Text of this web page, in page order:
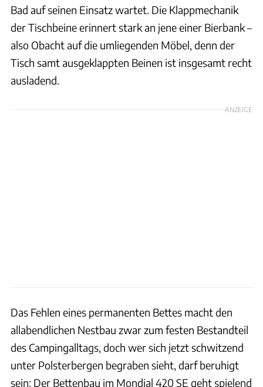
Bad auf seinen Einsatz wartet. Die Klappmechanik
der Tischbeine erinnert stark an jene einer Bierbank –
also Obacht auf die umliegenden Möbel, denn der
Tisch samt ausgeklappten Beinen ist insgesamt recht
ausladend.
ANZEIGE
Das Fehlen eines permanenten Bettes macht den
allabendlichen Nestbau zwar zum festen Bestandteil
des Campingalltags, doch wer sich jetzt schwitzend
unter Polsterbergen begraben sieht, darf beruhigt
sein: Der Bettenbau im Mondial 420 SE geht spielend